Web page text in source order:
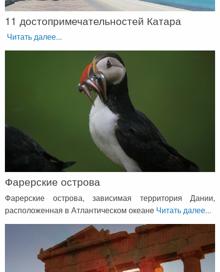
11 достопримечательностей Катара
Читать далее...
Фарерские острова
Фарерские острова, зависимая территория Дании,
расположенная в Атлантическом океане Читать далее...